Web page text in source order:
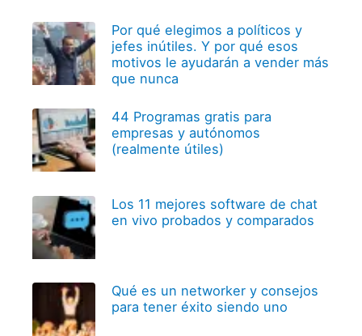
Por qué elegimos a políticos y
jefes inútiles. Y por qué esos
motivos le ayudarán a vender más
que nunca
44 Programas gratis para
empresas y autónomos
(realmente útiles)
Los 11 mejores software de chat
en vivo probados y comparados
Qué es un networker y consejos
para tener éxito siendo uno